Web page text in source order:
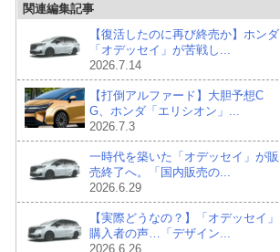
関連編集記事
【復活したのに再び終売か】ホンダ
「オデッセイ」が苦戦し...
2026.7.14
【打倒アルファード】大胆予想C
G、ホンダ「エリシオン」...
2026.7.3
一時代を築いた「オデッセイ」が販
売終了へ。「国内販売の...
2026.6.29
【実際どうなの？】「オデッセイ」
購入者の声…「デザイン...
2026.6.26